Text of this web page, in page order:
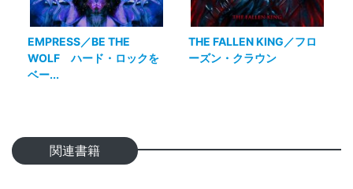
EMPRESS／BE THE
WOLF ハード・ロックを
ベー...
THE FALLEN KING／フロ
ーズン・クラウン
関連書籍